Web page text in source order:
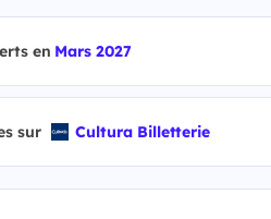
en Mars 2027
sur Cultura Billetterie